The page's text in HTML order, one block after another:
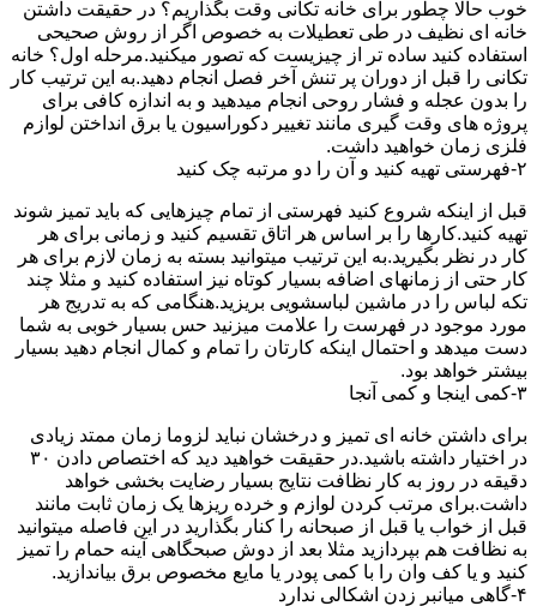
خوب حالا چطور برای خانه تکانی وقت بگذاریم؟ در حقیقت داشتن
خانه ای نظیف در طی تعطیلات به خصوص اگر از روش صحیحی
استفاده کنید ساده تر از چیزیست که تصور میکنید.مرحله اول؟ خانه
تکانی را قبل از دوران پر تنش آخر فصل انجام دهید.به این ترتیب کار
را بدون عجله و فشار روحی انجام میدهید و به اندازه کافی برای
پروژه های وقت گیری مانند تغییر دکوراسیون یا برق انداختن لوازم
فلزی زمان خواهید داشت.
۲-فهرستی تهیه کنید و آن را دو مرتبه چک کنید
قبل از اینکه شروع کنید فهرستی از تمام چیزهایی که باید تمیز شوند
تهیه کنید.کارها را بر اساس هر اتاق تقسیم کنید و زمانی برای هر
کار در نظر بگیرید.به این ترتیب میتوانید بسته به زمان لازم برای هر
کار حتی از زمانهای اضافه بسیار کوتاه نیز استفاده کنید و مثلا چند
تکه لباس را در ماشین لباسشویی بریزید.هنگامی که به تدریج هر
مورد موجود در فهرست را علامت میزنید حس بسیار خوبی به شما
دست میدهد و احتمال اینکه کارتان را تمام و کمال انجام دهید بسیار
بیشتر خواهد بود.
۳-کمی اینجا و کمی آنجا
برای داشتن خانه ای تمیز و درخشان نباید لزوما زمان ممتد زیادی
در اختیار داشته باشید.در حقیقت خواهید دید که اختصاص دادن ۳۰
دقیقه در روز به کار نظافت نتایج بسیار رضایت بخشی خواهد
داشت.برای مرتب کردن لوازم و خرده ریزها یک زمان ثابت مانند
قبل از خواب یا قبل از صبحانه را کنار بگذارید در این فاصله میتوانید
به نظافت هم بپردازید مثلا بعد از دوش صبحگاهی آینه حمام را تمیز
کنید و یا کف وان را با کمی پودر یا مایع مخصوص برق بیاندازید.
۴-گاهی میانبر زدن اشکالی ندارد